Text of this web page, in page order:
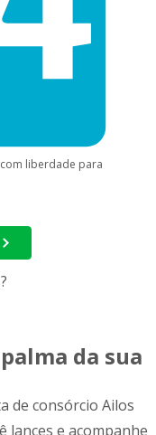
liberdade para
da sua
de consórcio Ailos
lances e acompanhe